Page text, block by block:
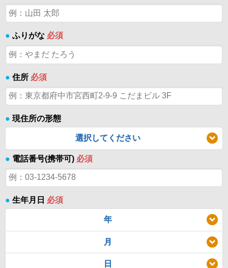
● ふりがな 必須
● 住所 必須
● 現住所の形態
選択してください
● 電話番号(携帯可) 必須
● 生年月日 必須
年
月
日